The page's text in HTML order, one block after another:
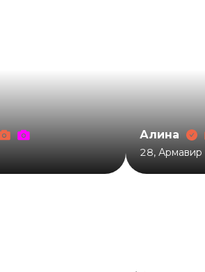
Алина
28, Армавир